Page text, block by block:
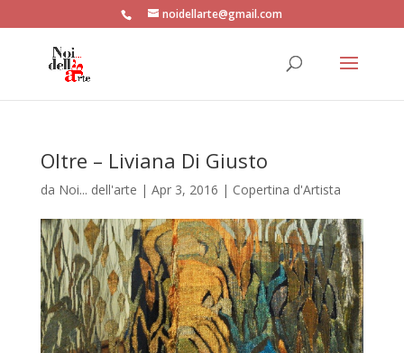
noidellarte@gmail.com
Oltre – Liviana Di Giusto
da Noi... dell'arte | Apr 3, 2016 | Copertina d'Artista